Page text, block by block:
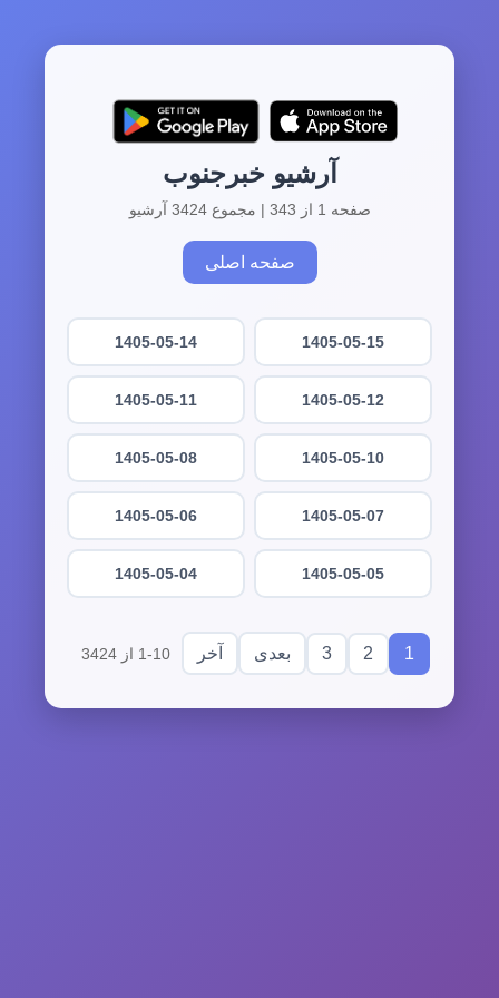
آرشیو خبرجنوب
صفحه 1 از 343 | مجموع 3424 آرشیو
صفحه اصلی
1405-05-15
1405-05-14
1405-05-12
1405-05-11
1405-05-10
1405-05-08
1405-05-07
1405-05-06
1405-05-05
1405-05-04
1
2
3 بعدی آخر 1-10 از 3424